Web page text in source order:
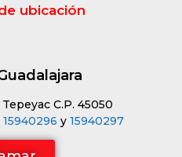
ubicación
C.P. 45050
15940296 y 15940297